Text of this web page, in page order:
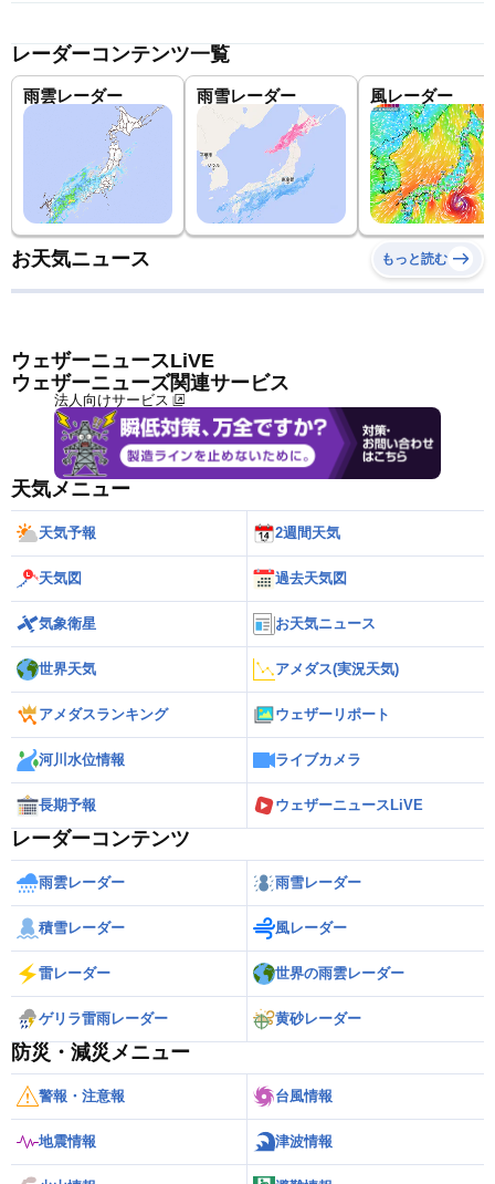
レーダーコンテンツ一覧
雨雲レーダー 雨雪レーダー 風レーダー
お天気ニュース もっと読む
ウェザーニュースLiVE
ウェザーニューズ関連サービス
法人向けサービス
天気メニュー
天気予報 2週間天気
天気図 過去天気図
気象衛星 お天気ニュース
世界天気 アメダス(実況天気)
アメダスランキング ウェザーリポート
河川水位情報 ライブカメラ
長期予報 ウェザーニュースLiVE
レーダーコンテンツ
雨雲レーダー 雨雪レーダー
積雪レーダー 風レーダー
雷レーダー 世界の雨雲レーダー
ゲリラ雷雨レーダー 黄砂レーダー
防災・減災メニュー
警報・注意報 台風情報
地震情報 津波情報